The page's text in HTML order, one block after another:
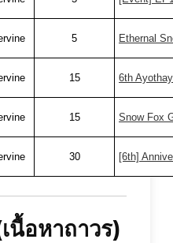
5 Ethernal
15 6th
15 Snow Fox
30 [6th]
นื้อหาถาวร)